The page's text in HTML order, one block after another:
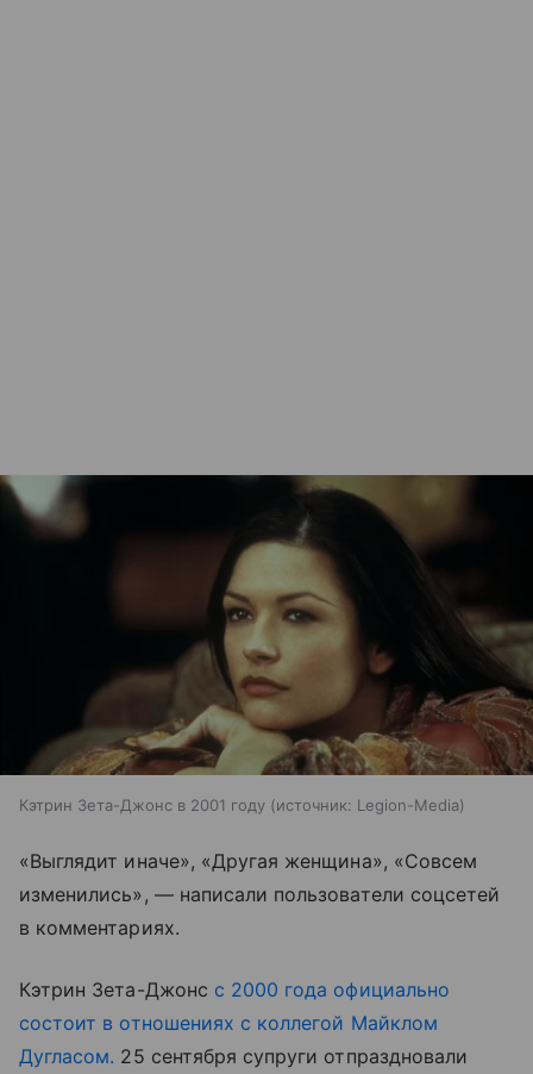
Кэтрин Зета-Джонс в 2001 году источник: Legion-Media
«Выглядит иначе», «Другая женщина», «Совсем
изменились», — написали пользователи соцсетей
в комментариях.
Кэтрин Зета-Джонс с 2000 года официально
состоит в отношениях с коллегой Майклом
Дугласом. 25 сентября супруги отпраздновали